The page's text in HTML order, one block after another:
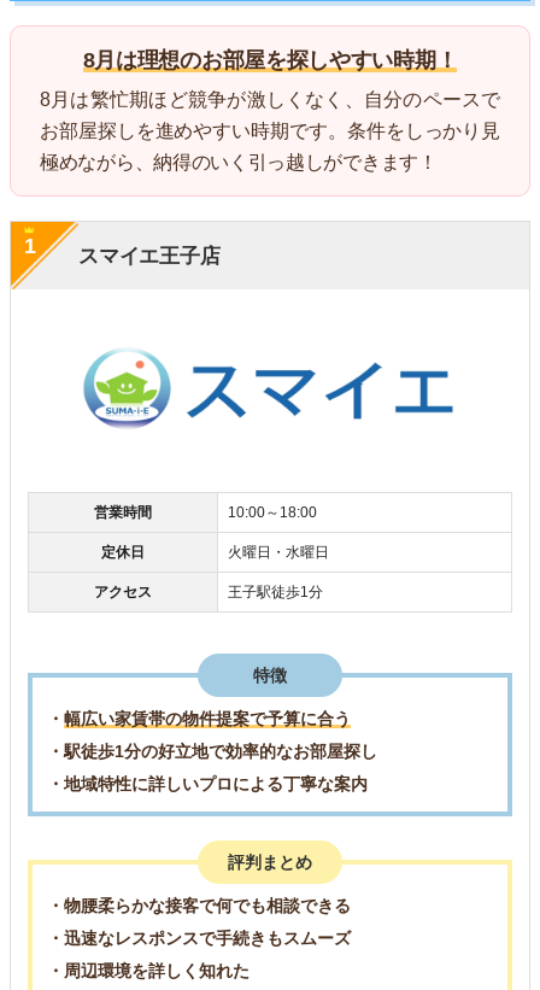
8月は理想のお部屋を探しやすい時期！
8月は繁忙期ほど競争が激しくなく、自分のペースで
お部屋探しを進めやすい時期です。条件をしっかり見
極めながら、納得のいく引っ越しができます！
スマイエ王子店
1
営業時間 10:00～18:00
定休日 火曜日・水曜日
アクセス 王子駅徒歩1分
特徴
・ 幅広い家賃帯の物件提案で予算に合う
・駅徒歩1分の好立地で効率的なお部屋探し
・地域特性に詳しいプロによる丁寧な案内
評判まとめ
・物腰柔らかな接客で何でも相談できる
・迅速なレスポンスで手続きもスムーズ
・周辺環境を詳しく知れた